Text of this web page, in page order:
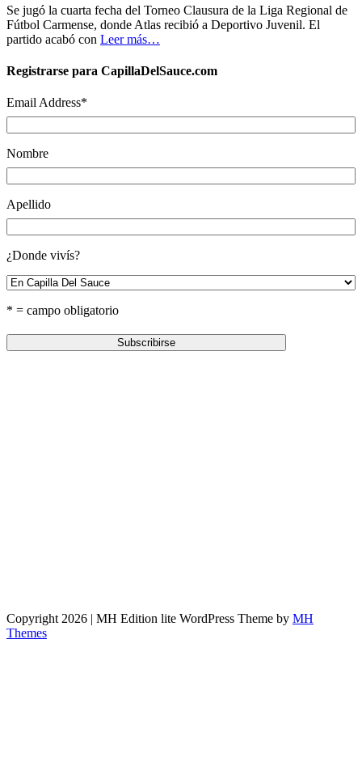
Se jugó la cuarta fecha del Torneo Clausura de la Liga Regional de
Fútbol Carmense, donde Atlas recibió a Deportivo Juvenil. El
partido acabó con Leer más…
Registrarse para CapillaDelSauce.com
Email Address*
Nombre
Apellido
¿Donde vivís?
* = campo obligatorio
Copyright 2026 | MH Edition lite WordPress Theme by MH
Themes